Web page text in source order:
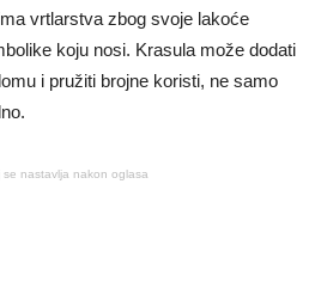
vrtlarstva zbog svoje lakoće
koju nosi. Krasula može dodati
i pružiti brojne koristi, ne samo
se nastavlja nakon oglasa